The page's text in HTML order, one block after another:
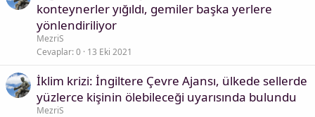
konteynerler yığıldı, gemiler başka yerlere
yönlendiriliyor
MezriS
Cevaplar 0 13 Eki 2021
İklim krizi: İngiltere Çevre Ajansı, ülkede sellerde
yüzlerce kişinin ölebileceği uyarısında bulundu
MezriS